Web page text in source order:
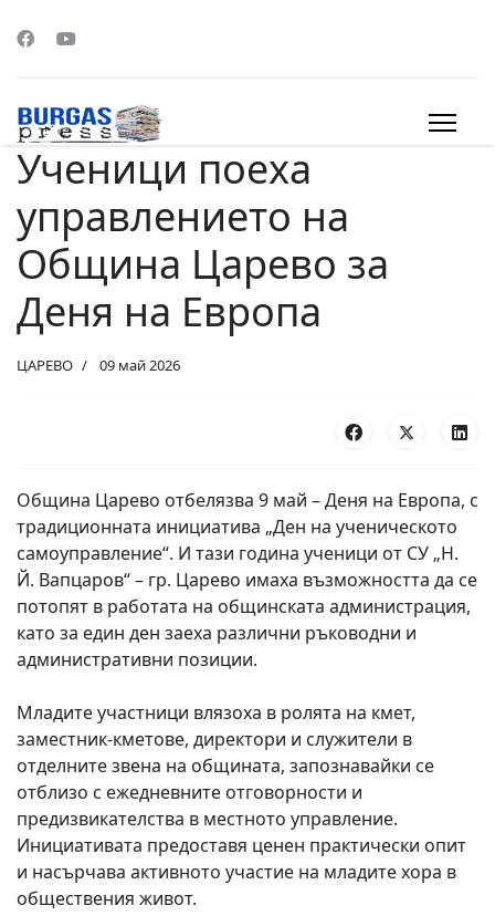
Ученици поеха
управлението на
Община Царево за
Деня на Европа
ЦАРЕВО 09 май 2026
Община Царево отбелязва 9 май – Деня на Европа, с
традиционната инициатива „Ден на ученическото
самоуправление“. И тази година ученици от СУ „Н.
Й. Вапцаров“ – гр. Царево имаха възможността да се
потопят в работата на общинската администрация,
като за един ден заеха различни ръководни и
административни позиции.
Младите участници влязоха в ролята на кмет,
заместник-кметове, директори и служители в
отделните звена на общината, запознавайки се
отблизо с ежедневните отговорности и
предизвикателства в местното управление.
Инициативата предоставя ценен практически опит
и насърчава активното участие на младите хора в
обществения живот.